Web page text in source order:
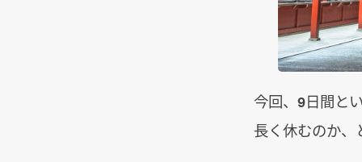
今回、9日間と
長く休むのか、